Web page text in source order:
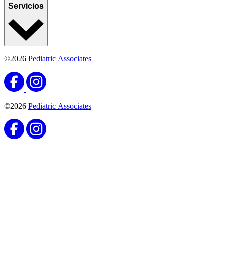
Servicios
©2026 Pediatric Associates
©2026 Pediatric Associates